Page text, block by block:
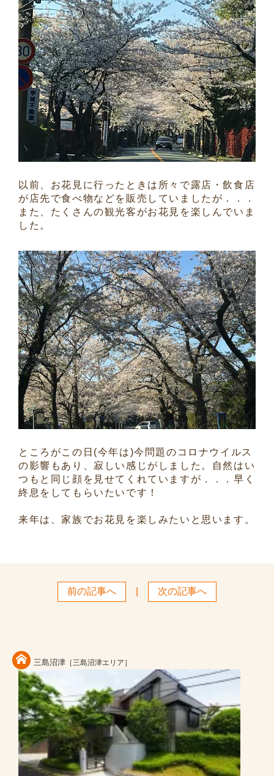
以前、お花見に行ったときは所々で露店・飲食店
が店先で食べ物などを販売していましたが．．．
また、たくさんの観光客がお花見を楽しんでいま
した。
ところがこの日(今年は)今問題のコロナウイルス
の影響もあり、寂しい感じがしました。自然はい
つもと同じ顔を見せてくれていますが．．．早く
終息をしてもらいたいです！
来年は、家族でお花見を楽しみたいと思います。
前の記事へ 次の記事へ
三島沼津 ［三島沼津エリア］